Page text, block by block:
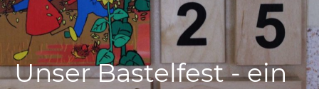
Unser Bastelfest - ein